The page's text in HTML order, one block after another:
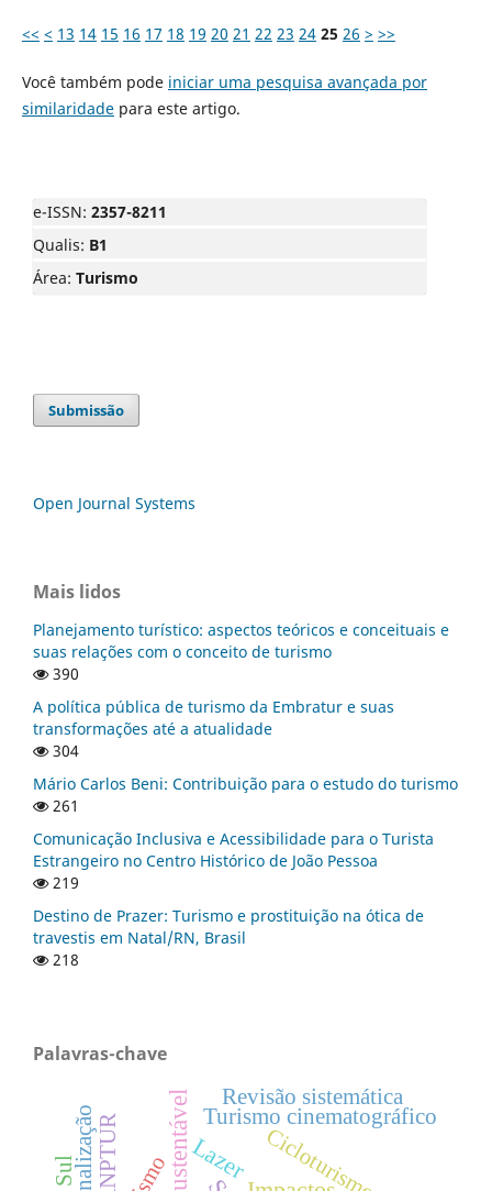
<< < 13 14 15 16 17 18 19 20 21 22 23 24 25 26 > >>
Você também pode iniciar uma pesquisa avançada por
similaridadepara este artigo.
e-ISSN: 2357-8211
Qualis: B1
Área: Turismo
Submissão
Open Journal Systems
Mais lidos
Planejamento turístico: aspectos teóricos e conceituais e
suas relações com o conceito de turismo
390
A política pública de turismo da Embratur e suas
transformações até a atualidade
304
Mário Carlos Beni: Contribuição para o estudo do turismo
261
Comunicação Inclusiva e Acessibilidade para o Turista
Estrangeiro no Centro Histórico de João Pessoa
219
Destino de Prazer: Turismo e prostituição na ótica de
travestis em Natal/RN, Brasil
218
Palavras-chave
Lazer
Turismo cinematográfico
Revisão sistemática
ANPTUR Cicloturismo